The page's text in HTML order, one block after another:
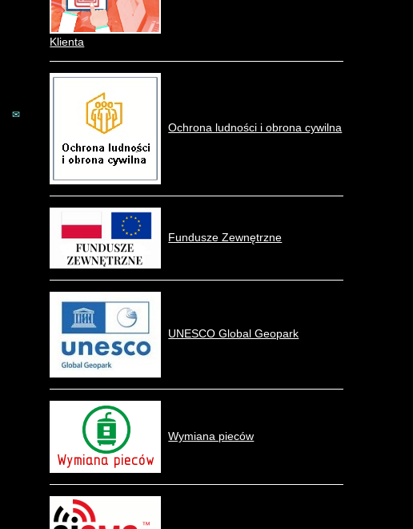
Klienta
Ochrona ludności i obrona cywilna
Fundusze Zewnętrzne
UNESCO Global Geopark
Wymiana pieców